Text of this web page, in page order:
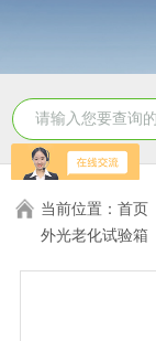
当前位置：首页
外光老化试验箱